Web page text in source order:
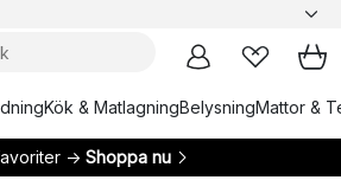
Kök & MatlagningBelysningMattor &
→ Shoppa nu